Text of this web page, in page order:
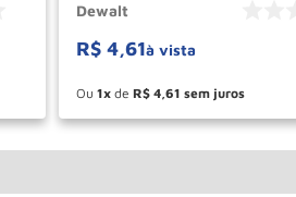
Dewalt
R$ 4,61à vista
Ou 1 de R$ 4 61
＋
－